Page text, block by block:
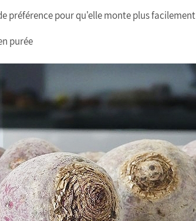
préférence pour qu'elle monte plus facilement
purée